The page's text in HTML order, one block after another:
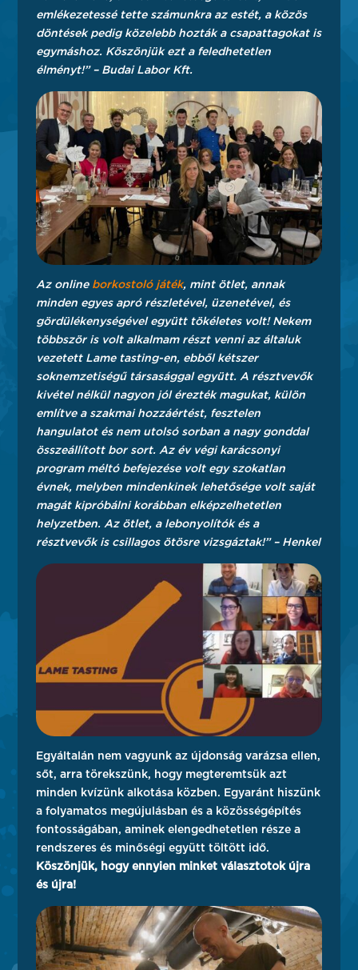
emlékezetessé tette számunkra az estét, a közös
döntések pedig közelebb hozták a csapattagokat is
egymáshoz. Köszönjük ezt a feledhetetlen
élményt!” – Budai Labor Kft.
Az online borkostoló játék, mint ötlet, annak
minden egyes apró részletével, üzenetével, és
gördülékenységével együtt tökéletes volt! Nekem
többször is volt alkalmam részt venni az általuk
vezetett Lame tasting-en, ebből kétszer
soknemzetiségű társasággal együtt. A résztvevők
kivétel nélkül nagyon jól érezték magukat, külön
említve a szakmai hozzáértést, fesztelen
hangulatot és nem utolsó sorban a nagy gonddal
összeállított bor sort. Az év végi karácsonyi
program méltó befejezése volt egy szokatlan
évnek, melyben mindenkinek lehetősége volt saját
magát kipróbálni korábban elképzelhetetlen
helyzetben. Az ötlet, a lebonyolítók és a
résztvevők is csillagos ötösre vizsgáztak!” – Henkel
Egyáltalán nem vagyunk az újdonság varázsa ellen,
sőt, arra törekszünk, hogy megteremtsük azt
minden kvízünk alkotása közben. Egyaránt hiszünk
a folyamatos megújulásban és a közösségépítés
fontosságában, aminek elengedhetetlen része a
rendszeres és minőségi együtt töltött idő.
Köszönjük, hogy ennyien minket választotok újra
és újra!